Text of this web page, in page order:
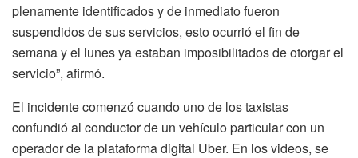
plenamente identificados y de inmediato fueron
suspendidos de sus servicios, esto ocurrió el fin de
semana y el lunes ya estaban imposibilitados de otorgar el
servicio”, afirmó.
El incidente comenzó cuando uno de los taxistas
confundió al conductor de un vehículo particular con un
operador de la plataforma digital Uber. En los videos, se